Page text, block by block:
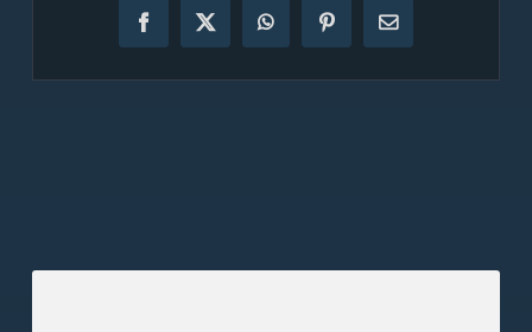
Facebook
X WhatsAppPinterest
E-
Mail